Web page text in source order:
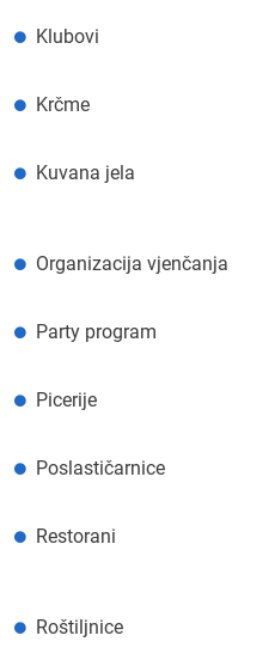
Klubovi
Krčme
Kuvana jela
Organizacija vjenčanja
Party program
Picerije
Poslastičarnice
Restorani
Roštiljnice